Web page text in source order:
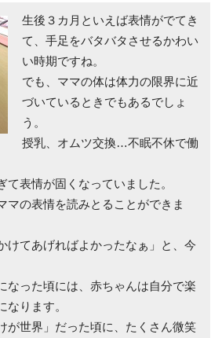
生後３カ月といえば表情がでてき
て、手足をバタバタさせるかわい
い時期ですね。
でも、ママの体は体力の限界に近
づいているときでもあるでしょ
う。
授乳、オムツ交換…不眠不休で働
て表情が固くなっていました。
マの表情を読みとることができま
けてあげればよかったなぁ」と、今
なった頃には、赤ちゃんは自分で楽
なります。
が世界」だった頃に、たくさん微笑